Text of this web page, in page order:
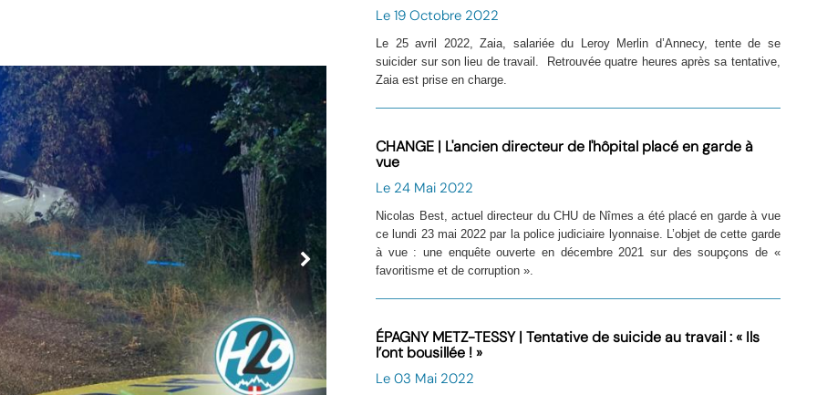
Le 19 Octobre 2022
Le 25 avril 2022, Zaia, salariée du Leroy Merlin d’Annecy, tente de se
suicider sur son lieu de travail. Retrouvée quatre heures après sa tentative,
Zaia est prise en charge.
CHANGE | L'ancien directeur de l'hôpital placé en garde à
vue
Le 24 Mai 2022
Nicolas Best, actuel directeur du CHU de Nîmes a été placé en garde à vue
ce lundi 23 mai 2022 par la police judiciaire lyonnaise. L’objet de cette garde
à vue : une enquête ouverte en décembre 2021 sur des soupçons de «
favoritisme et de corruption ».
ÉPAGNY METZ-TESSY | Tentative de suicide au travail : « Ils
l’ont bousillée ! »
Le 03 Mai 2022